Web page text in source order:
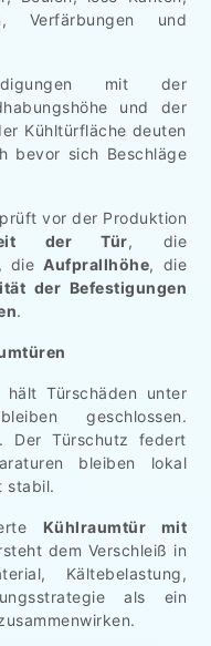
Verfärbungen und
mit der
und der
Kühltürfläche deuten
bevor sich Beschläge
vor der Produktion
der Tür, die
, dieAufprallhöhe, die
der Befestigungen
.
hält Türschäden unter
geschlossen.
Der Türschutz federt
bleiben lokal
stabil.
Kühlraumtür mit
dem Verschleiß in
Kältebelastung,
als ein